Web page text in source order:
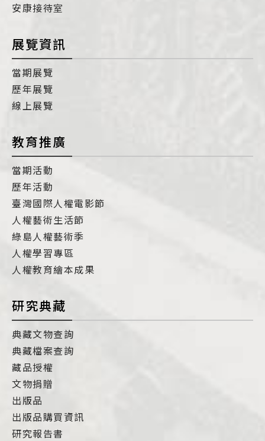
安康接待室
展覽資訊
當期展覽
歷年展覽
線上展覽
教育推廣
當期活動
歷年活動
臺灣國際人權電影節
人權藝術生活節
綠島人權藝術季
人權學習專區
人權教育繪本成果
研究典藏
典藏文物查詢
典藏檔案查詢
藏品授權
文物捐贈
出版品
出版品購買資訊
研究報告書